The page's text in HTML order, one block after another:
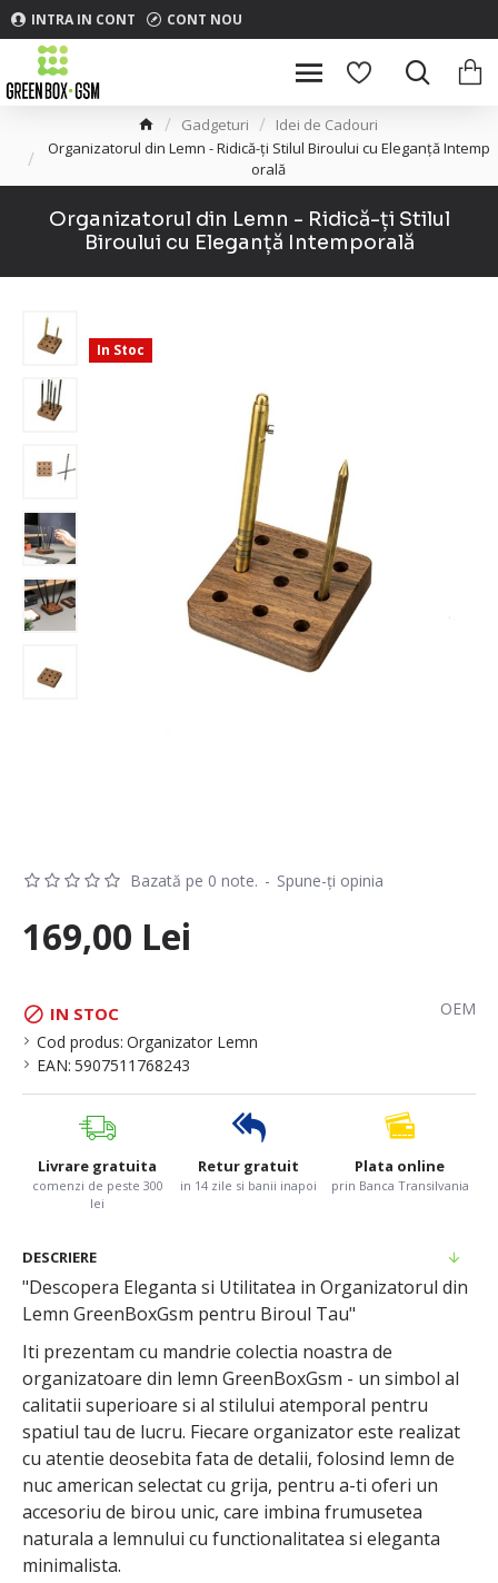
INTRA IN CONT CONT NOU
Gadgeturi
Idei de Cadouri
Organizatorul din Lemn - Ridică-ți Stilul Biroului cu Eleganță Intemp
orală
Organizatorul din Lemn - Ridică-ți Stilul
Biroului cu Eleganță Intemporală
In Stoc
IN STOC
Cod produs: Organizator Lemn
EAN: 5907511768243
OEM
Bazată pe 0 note. - Spune-ţi opinia
169,00 Lei
Livrare gratuita
comenzi de peste 300
lei
Retur gratuit
in 14 zile si banii inapoi
Plata online
prin Banca Transilvania
DESCRIERE
"Descopera Eleganta si Utilitatea in Organizatorul din
Lemn GreenBoxGsm pentru Biroul Tau"
Iti prezentam cu mandrie colectia noastra de
organizatoare din lemn GreenBoxGsm - un simbol al
calitatii superioare si al stilului atemporal pentru
spatiul tau de lucru. Fiecare organizator este realizat
cu atentie deosebita fata de detalii, folosind lemn de
nuc american selectat cu grija, pentru a-ti oferi un
accesoriu de birou unic, care imbina frumusetea
naturala a lemnului cu functionalitatea si eleganta
minimalista.